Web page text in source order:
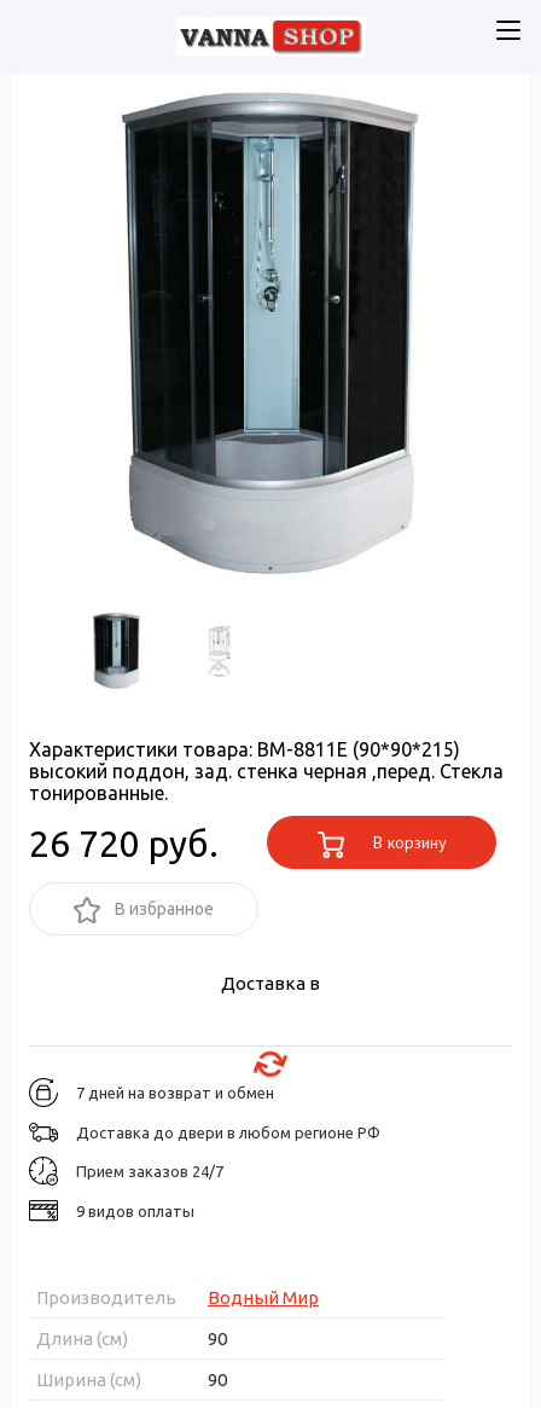
Характеристики товара: ВМ-8811Е (90*90*215)
высокий поддон, зад. стенка черная ,перед. Стекла
тонированные.
26 720 руб. В корзину
В избранное
Доставка в
7 дней на возврат и обмен
Доставка до двери в любом регионе РФ
Прием заказов 24/7
9 видов оплаты
Производитель
Водный Мир
Длина (см)
90
Ширина (см)
90